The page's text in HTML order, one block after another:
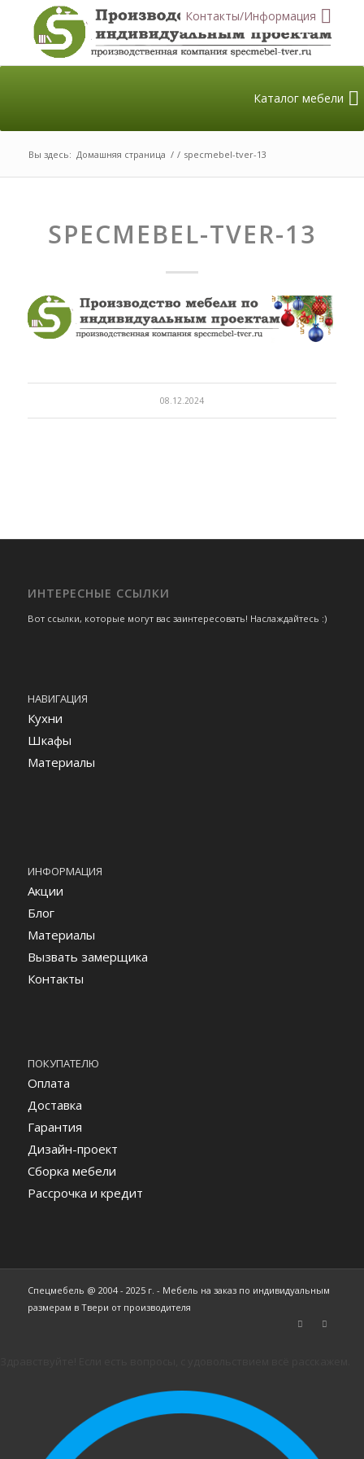
Контакты/Информация
Каталог мебели
Вы здесь: Домашняя страница / / specmebel-tver-13
SPECMEBEL-TVER-13
08.12.2024
ИНТЕРЕСНЫЕ ССЫЛКИ
Вот ссылки, которые могут вас заинтересовать! Наслаждайтесь :)
НАВИГАЦИЯ
Кухни
Шкафы
Материалы
ИНФОРМАЦИЯ
Акции
Блог
Материалы
Вызвать замерщика
Контакты
ПОКУПАТЕЛЮ
Оплата
Доставка
Гарантия
Дизайн-проект
Сборка мебели
Рассрочка и кредит
Спецмебель @ 2004 - 2025 г. - Мебель на заказ по индивидуальным
размерам в Твери от производителя